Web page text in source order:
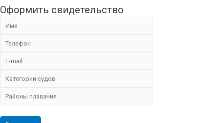
Оформить свидетельство